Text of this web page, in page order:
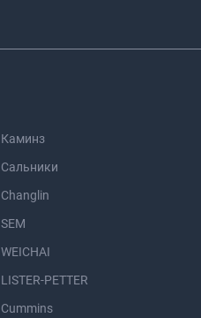
Каминз
Сальники
Changlin
SEM
WEICHAI
LISTER-PETTER
Cummins